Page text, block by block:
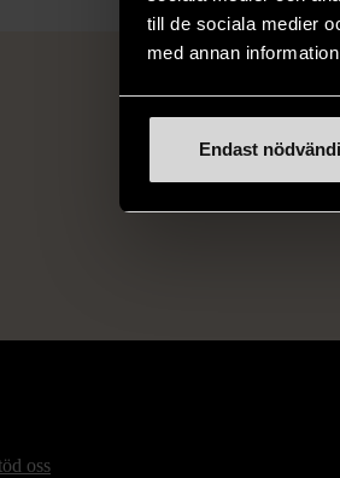
till de sociala medier
med annan
Endast
oss